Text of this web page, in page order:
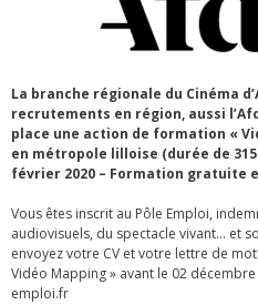
La branche régionale du Cinéma
recrutements en région, aussi
place une action de formation «
en métropole lilloise (durée de
février 2020 – Formation gratuite
Vous êtes inscrit au Pôle Emploi,
audiovisuels, du spectacle vivant… et
envoyez votre CV et votre lettre de
Vidéo Mapping » avant le 02
emploi.fr